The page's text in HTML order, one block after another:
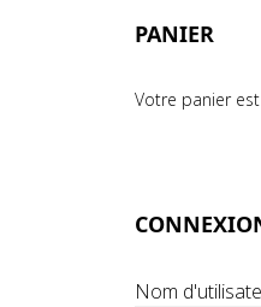
PANIER
Votre panier
Nom